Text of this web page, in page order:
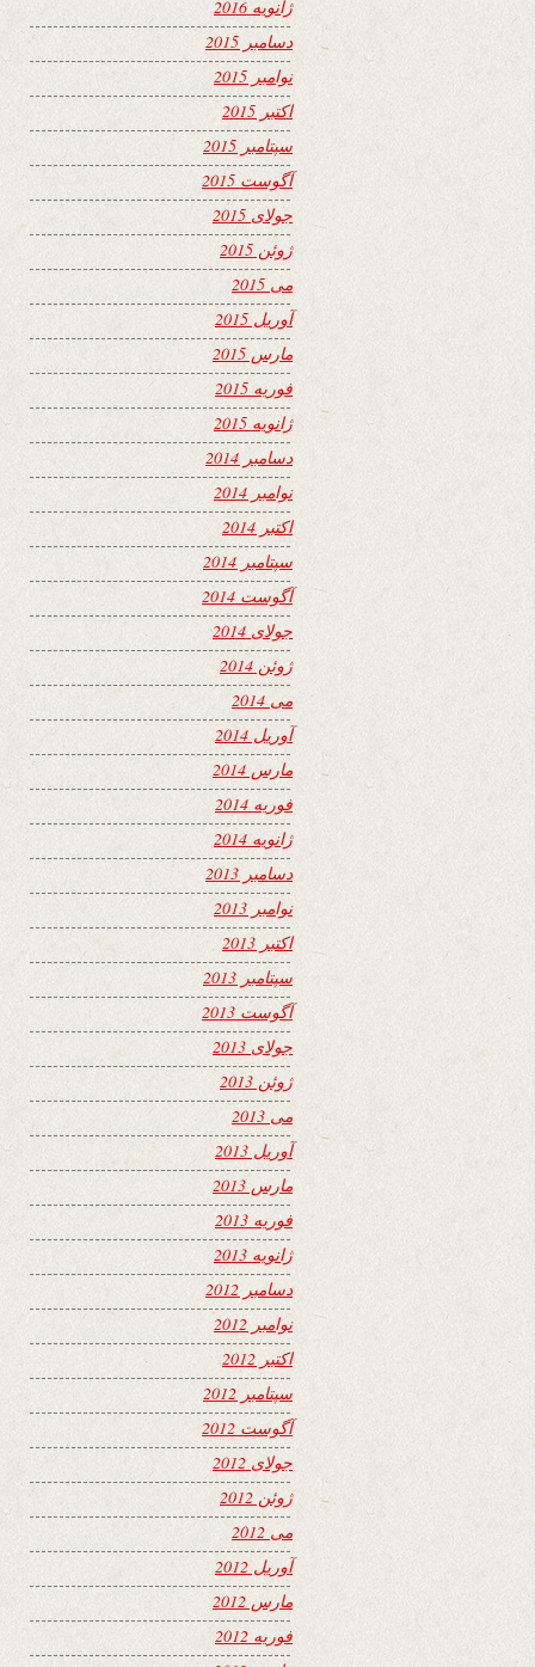
ژانویه 2016
دسامبر 2015
نوامبر 2015
اکتبر 2015
سپتامبر 2015
آگوست 2015
جولای 2015
ژوئن 2015
می 2015
آوریل 2015
مارس 2015
فوریه 2015
ژانویه 2015
دسامبر 2014
نوامبر 2014
اکتبر 2014
سپتامبر 2014
آگوست 2014
جولای 2014
ژوئن 2014
می 2014
آوریل 2014
مارس 2014
فوریه 2014
ژانویه 2014
دسامبر 2013
نوامبر 2013
اکتبر 2013
سپتامبر 2013
آگوست 2013
جولای 2013
ژوئن 2013
می 2013
آوریل 2013
مارس 2013
فوریه 2013
ژانویه 2013
دسامبر 2012
نوامبر 2012
اکتبر 2012
سپتامبر 2012
آگوست 2012
جولای 2012
ژوئن 2012
می 2012
آوریل 2012
مارس 2012
فوریه 2012